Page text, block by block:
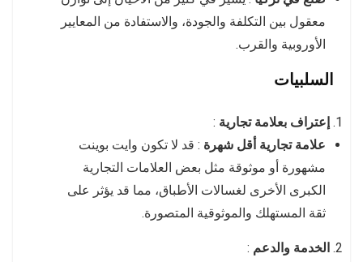
معقول بين التكلفة والجودة، والاستفادة من المعايير
الأوروبية والقرب.
السلبيات
إعتراف بعلامة تجارية :
علامة تجارية أقل شهرة : قد لا تكون وايت بوينت
مشهورة أو موثوقة مثل بعض العلامات التجارية
الكبرى الأخرى لغسالات الأطباق، مما قد يؤثر على
ثقة المستهلك والموثوقية المتصورة.
الخدمة والدعم :